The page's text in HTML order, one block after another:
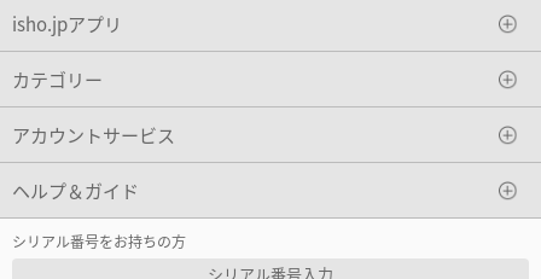
isho.jpアプリ
カテゴリー
アカウントサービス
ヘルプ＆ガイド
シリアル番号をお持ちの方
シリアル番号入力